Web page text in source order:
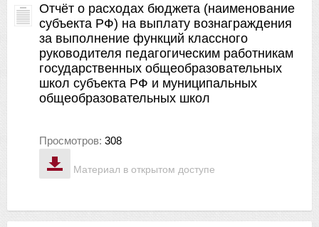
Материал в открытом доступе
Отчёт о расходах бюджета (наименование
субъекта РФ) на выплату вознаграждения
за выполнение функций классного
руководителя педагогическим работникам
государственных общеобразовательных
школ субъекта РФ и муниципальных
общеобразовательных школ
Просмотров: 308